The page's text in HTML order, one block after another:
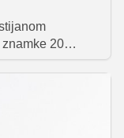
20
v svetu čokolade
12", je
učenju. V
začetke,
in